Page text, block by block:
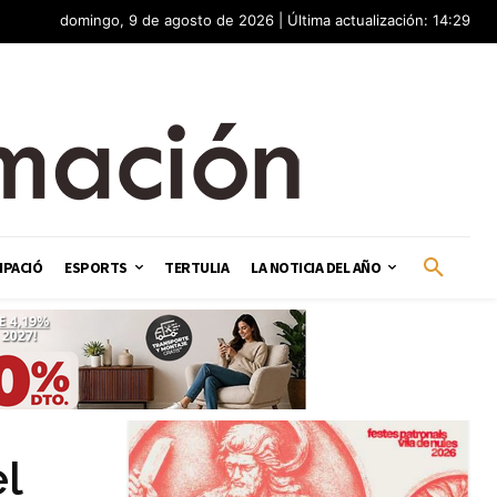
domingo, 9 de agosto de 2026 | Última actualización: 14:29
ESPORTS TERTULIA LA NOTICIA DEL AÑO